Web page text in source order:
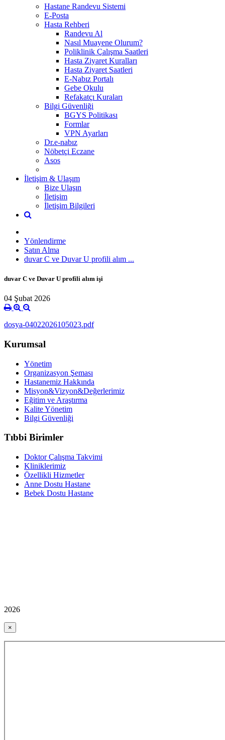
Hastane Randevu Sistemi
E-Posta
Hasta Rehberi
Randevu Al
Nasıl Muayene Olurum?
Poliklinik Çalışma Saatleri
Hasta Ziyaret Kuralları
Hasta Ziyaret Saatleri
E-Nabız Portalı
Gebe Okulu
Refakatçı Kuraları
Bilgi Güvenliği
BGYS Politikası
Formlar
VPN Ayarları
Dr.e-nabız
Nöbetçi Eczane
Asos
İletişim & Ulaşım
Bize Ulaşın
İletişim
İletişim Bilgileri
Yönlendirme
Satın Alma
duvar C ve Duvar U profili alım ...
duvar C ve Duvar U profili alım işi
04 Şubat 2026
dosya-04022026105023.pdf
Kurumsal
Yönetim
Organizasyon Şeması
Hastanemiz Hakkında
Misyon&Vizyon&Değerlerimiz
Eğitim ve Araştırma
Kalite Yönetim
Bilgi Güvenliği
Tıbbi Birimler
Doktor Çalışma Takvimi
Kliniklerimiz
Özellikli Hizmetler
Anne Dostu Hastane
Bebek Dostu Hastane
2026
×